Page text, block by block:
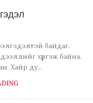
байдаг.
хүргэж байна.
Хайр ду...